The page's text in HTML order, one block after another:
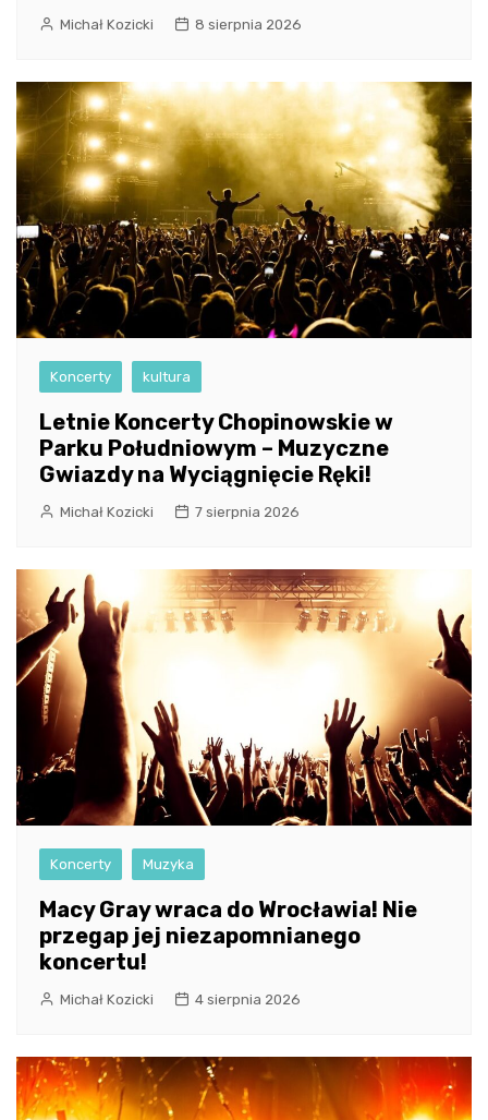
Michał Kozicki 8 sierpnia 2026
Koncerty kultura
Letnie Koncerty Chopinowskie w
Parku Południowym – Muzyczne
Gwiazdy na Wyciągnięcie Ręki!
Michał Kozicki 7 sierpnia 2026
Koncerty Muzyka
Macy Gray wraca do Wrocławia! Nie
przegap jej niezapomnianego
koncertu!
Michał Kozicki 4 sierpnia 2026